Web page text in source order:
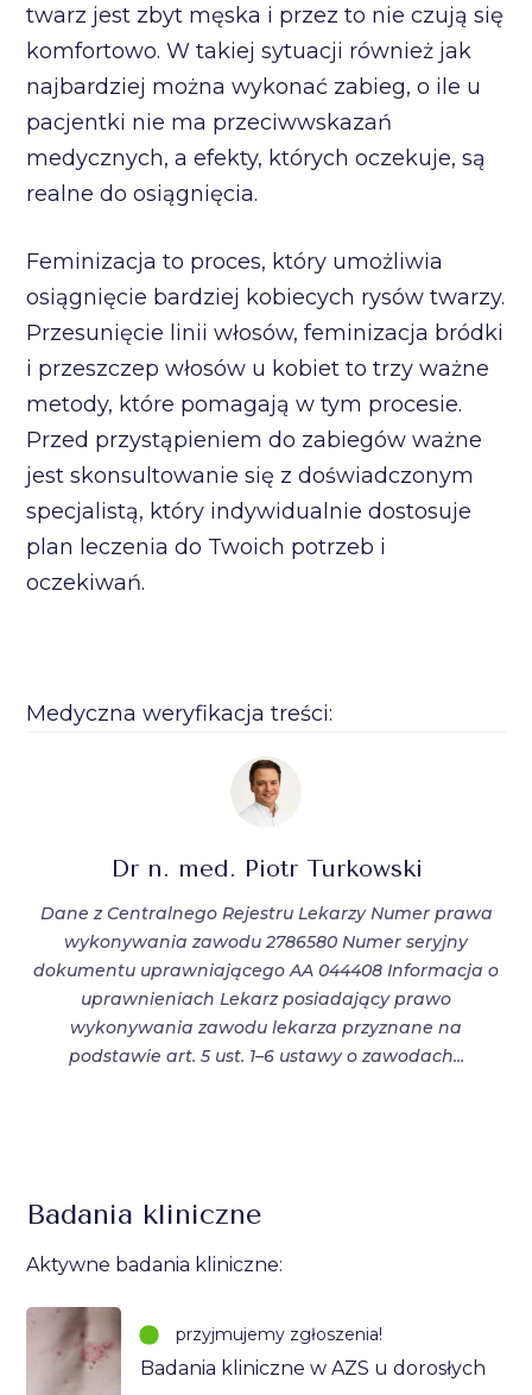
twarz jest zbyt męska i przez to nie czują się
komfortowo. W takiej sytuacji również jak
najbardziej można wykonać zabieg, o ile u
pacjentki nie ma przeciwwskazań
medycznych, a efekty, których oczekuje, są
realne do osiągnięcia.
Feminizacja to proces, który umożliwia
osiągnięcie bardziej kobiecych rysów twarzy.
Przesunięcie linii włosów, feminizacja bródki
i przeszczep włosów u kobiet to trzy ważne
metody, które pomagają w tym procesie.
Przed przystąpieniem do zabiegów ważne
jest skonsultowanie się z doświadczonym
specjalistą, który indywidualnie dostosuje
plan leczenia do Twoich potrzeb i
oczekiwań.
Medyczna weryfikacja treści:
Dr n. med. Piotr Turkowski
Dane z Centralnego Rejestru Lekarzy Numer prawa
wykonywania zawodu 2786580 Numer seryjny
dokumentu uprawniającego AA 044408 Informacja o
uprawnieniach Lekarz posiadający prawo
wykonywania zawodu lekarza przyznane na
podstawie art. 5 ust. 1–6 ustawy o zawodach...
Badania kliniczne
Aktywne badania kliniczne:
przyjmujemy zgłoszenia!
Badania kliniczne w AZS u dorosłych